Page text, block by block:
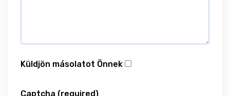
Küldjön másolatot Önnek
Captcha (required)